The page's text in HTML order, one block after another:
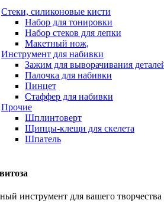
Стеки, силиконовые кисти
Набор для тонировки
Набор стеков для лепки
Макетный нож,
Инструмент для набивки
Зажим для выворачивания
Палочка для набивки
Пинцет
Стаффер для набивки
Прочие
Шплинтоверт
Щипцы-клещи для скелета
Шпатель
инструмент для вашего творчества